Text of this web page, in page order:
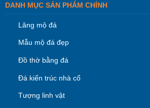
DANH MỤC SẢN PHẨM CHÍNH
Lăng mộ đá
Mẫu mộ đá đẹp
Đồ thờ bằng đá
Đá kiến trúc nhà cổ
Tượng linh vật